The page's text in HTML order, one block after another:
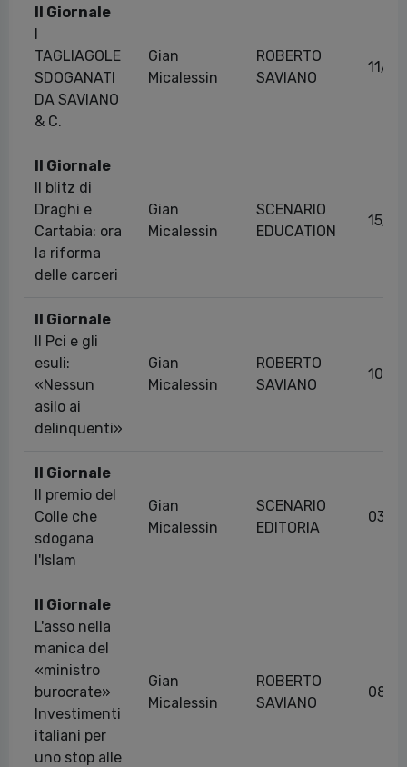
Il Giornale
I
TAGLIAGOLE
SDOGANATI
DA SAVIANO
& C.
Gian
Micalessin
ROBERTO
SAVIANO
11/
Il Giornale
Il blitz di
Draghi e
Cartabia: ora
la riforma
delle carceri
Gian
Micalessin
SCENARIO
EDUCATION
15/
Il Giornale
Il Pci e gli
esuli:
«Nessun
asilo ai
delinquenti»
Gian
Micalessin
ROBERTO
SAVIANO
10/
Il Giornale
Il premio del
Colle che
sdogana
l'Islam
Gian
Micalessin
SCENARIO
EDITORIA
03/
Il Giornale
L'asso nella
manica del
«ministro
burocrate»
Investimenti
italiani per
uno stop alle
Gian
Micalessin
ROBERTO
SAVIANO
08/